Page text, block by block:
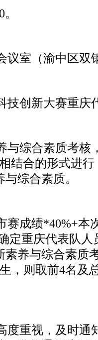
议室（渝中区双
技创新大赛重庆
与综合素质考核
结合的形式进
综合素质。
赛成绩*40%+本
定重庆代表队人
素养与综合素质
，则取前4名及
度重视，及时